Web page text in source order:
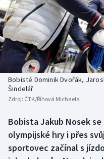
Americký fotbal
Baseball a softbal
Basketbal
Biatlon
Boby a skeleton
Box
Curling
NEPŘEHLÉDNĚTE
Soutěže
Historické návraty
Aplikace ČT sport
AZ kvíz
Bobisté Dominik Dvořák,
Šindelář
Zdroj: ČTK/Říhová Michaela
Bobista Jakub Nosek
olympijské hry i přes
sportovec začínal s